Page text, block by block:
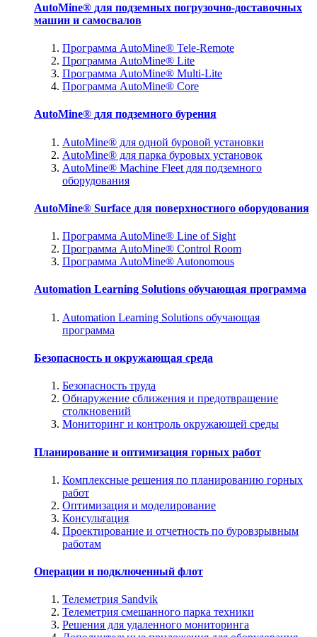
AutoMine® для подземных погрузочно-доставочных
машин и самосвалов
Программа AutoMine® Tele-Remote
Программа AutoMine® Lite
Программа AutoMine® Multi-Lite
Программа AutoMine® Core
AutoMine® для подземного бурения
AutoMine® для одной буровой установки
AutoMine® для парка буровых установок
AutoMine® Machine Fleet для подземного
оборудования
AutoMine® Surface для поверхностного оборудования
Программа AutoMine® Line of Sight
Программа AutoMine® Control Room
Программа AutoMine® Autonomous
Automation Learning Solutions обучающая программа
Automation Learning Solutions обучающая
программа
Безопасность и окружающая среда
Безопасность труда
Обнаружение сближения и предотвращение
столкновений
Мониторинг и контроль окружающей среды
Планирование и оптимизация горных работ
Комплексные решения по планированию горных
работ
Оптимизация и моделирование
Консультация
Проектирование и отчетность по буровзрывным
работам
Операции и подключенный флот
Телеметрия Sandvik
Телеметрия смешанного парка техники
Решения для удаленного мониторинга